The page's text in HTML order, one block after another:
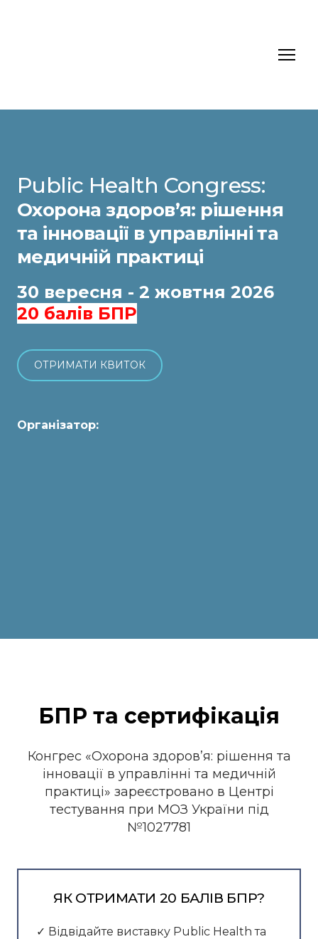
Public Health Congress:
Охорона здоров’я: рішення
та інновації в управлінні та
медичній практиці
30 вересня - 2 жовтня 2026
20 балів БПР
ОТРИМАТИ КВИТОК
Організатор:
БПР та сертифікація
Конгрес «Охорона здоров’я: рішення та
інновації в управлінні та медичній
практиці» зареєстровано в Центрі
тестування при МОЗ України під
№1027781
ЯК ОТРИМАТИ 20 БАЛІВ БПР?
✓ Відвідайте виставку Public Health та